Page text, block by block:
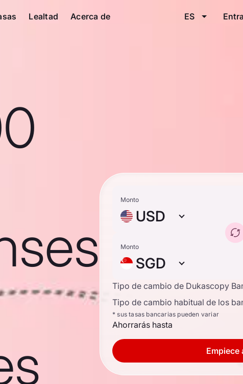
Lealtad Acerca de ES
Monto
USD
Monto
SGD
Tipo de cambio de Dukascopy
Tipo de cambio habitual de los
* sus tasas bancarias pueden variar
Ahorrarás hasta
Empiece